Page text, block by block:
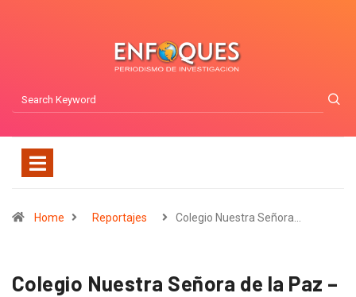
Home Reportajes Colegio Nuestra Señora…
Colegio Nuestra Señora de la Paz –